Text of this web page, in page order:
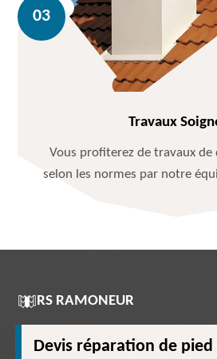
Travaux
Vous profiterez de travaux de
selon les normes par notre
RS RAMONEUR
Devis réparation de